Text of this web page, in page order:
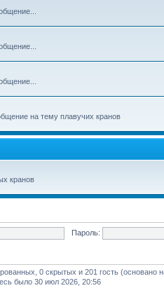
на тему плавучих кранов
кранов
Пароль:
0 скрытых и 201 гость (основано
было 30 июл 2026, 20:56